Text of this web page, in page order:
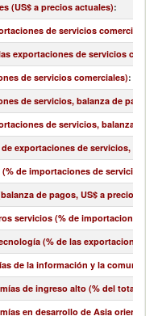
(US$ a precios actuales):
de servicios comerciales)
exportaciones de servicios
de servicios comerciales):
de servicios, balanza de pagos)
de servicios, balanza de
exportaciones de servicios,
de importaciones de servicios,
de pagos, US$ a precios
servicios (% de importaciones
(% de las exportaciones
de la información y la
de ingreso alto (% del total de
en desarrollo de Asia oriental